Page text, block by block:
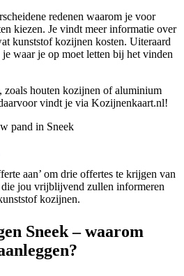
redenen waarom je voor
kiezen. Je vindt meer informatie over
kunststof kozijnen kosten. Uiteraard
waar je op moet letten bij het vinden
zoals houten kozijnen of aluminium
vindt je via Kozijnenkaart.nl!
pand in Sneek
aan’ om drie offertes te krijgen van
jou vrijblijvend zullen informeren
kozijnen.
Sneek – waarom